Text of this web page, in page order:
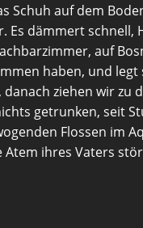
Schuh auf dem
Es dämmert
auf
haben, und
ziehen wir
getrunken, seit
Flossen im
ihres Vaters